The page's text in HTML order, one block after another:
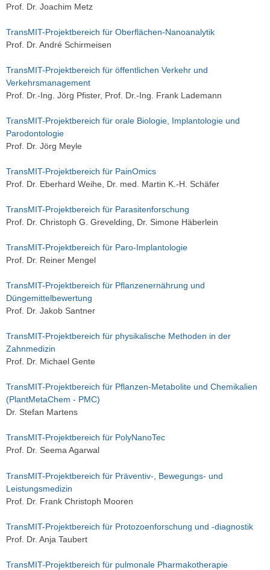
Prof. Dr. Joachim Metz
TransMIT-Projektbereich für Oberflächen-Nanoanalytik
Prof. Dr. André Schirmeisen
TransMIT-Projektbereich für öffentlichen Verkehr und
Verkehrsmanagement
Prof. Dr.-Ing. Jörg Pfister, Prof. Dr.-Ing. Frank Lademann
TransMIT-Projektbereich für orale Biologie, Implantologie und
Parodontologie
Prof. Dr. Jörg Meyle
TransMIT-Projektbereich für PainOmics
Prof. Dr. Eberhard Weihe, Dr. med. Martin K.-H. Schäfer
TransMIT-Projektbereich für Parasitenforschung
Prof. Dr. Christoph G. Grevelding, Dr. Simone Häberlein
TransMIT-Projektbereich für Paro-Implantologie
Prof. Dr. Reiner Mengel
TransMIT-Projektbereich für Pflanzenernährung und
Düngemittelbewertung
Prof. Dr. Jakob Santner
TransMIT-Projektbereich für physikalische Methoden in der
Zahnmedizin
Prof. Dr. Michael Gente
TransMIT-Projektbereich für Pflanzen-Metabolite und Chemikalien
(PlantMetaChem - PMC)
Dr. Stefan Martens
TransMIT-Projektbereich für PolyNanoTec
Prof. Dr. Seema Agarwal
TransMIT-Projektbereich für Präventiv-, Bewegungs- und
Leistungsmedizin
Prof. Dr. Frank Christoph Mooren
TransMIT-Projektbereich für Protozoenforschung und -diagnostik
Prof. Dr. Anja Taubert
TransMIT-Projektbereich für pulmonale Pharmakotherapie